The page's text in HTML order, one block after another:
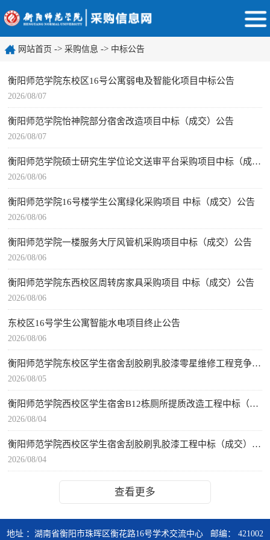
网站首页 -> 采购信息 -> 中标公告
衡阳师范学院东校区16号公寓弱电及智能化项目中标公告
2026/08/07
衡阳师范学院怡神院部分宿舍改造项目中标（成交）公告
2026/08/07
衡阳师范学院硕士研究生学位论文送审平台采购项目中标（成交）公告
2026/08/06
衡阳师范学院16号楼学生公寓绿化采购项目 中标（成交）公告
2026/08/06
衡阳师范学院一楼服务大厅风管机采购项目中标（成交）公告
2026/08/06
衡阳师范学院东西校区周转房家具采购项目 中标（成交）公告
2026/08/06
东校区16号学生公寓智能水电项目终止公告
2026/08/06
衡阳师范学院东校区学生宿舍刮胶刷乳胶漆零星维修工程竞争性磋商成交结果公告
2026/08/05
衡阳师范学院西校区学生宿舍B12栋厕所提质改造工程中标（成交）公告
2026/08/04
衡阳师范学院西校区学生宿舍刮胶刷乳胶漆工程中标（成交）公告
2026/08/04
查看更多
地址 ：湖南省衡阳市珠晖区衡花路16号学术交流中心 邮编： 421002